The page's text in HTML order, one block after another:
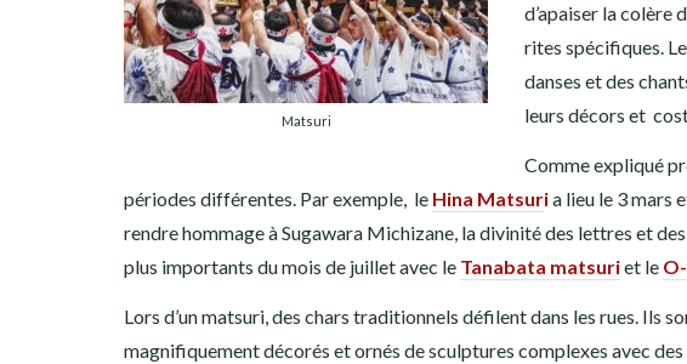
Matsuri
d’apaiser la colère
rites spécifiques.
danses et des
leurs décors et
Comme expliqué
périodes différentes. Par exemple, le Hina Matsuria lieu le 3 mars
rendre hommage à Sugawara Michizane, la divinité des lettres et
plus importants du mois de juillet avec le Tanabata matsuriet le
Lors d’un matsuri, des chars traditionnels défilent dans les rues. Ils
magnifiquement décorés et ornés de sculptures complexes avec